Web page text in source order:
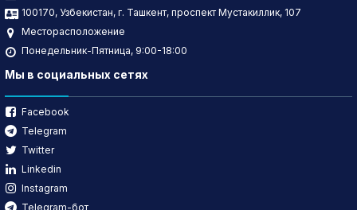
100170, Узбекистан, г. Ташкент, проспект Мустакиллик, 107
Месторасположение
Понедельник-Пятница, 9:00-18:00
Мы в социальных сетях
Facebook
Telegram
Twitter
Linkedin
Instagram
Telegram-бот